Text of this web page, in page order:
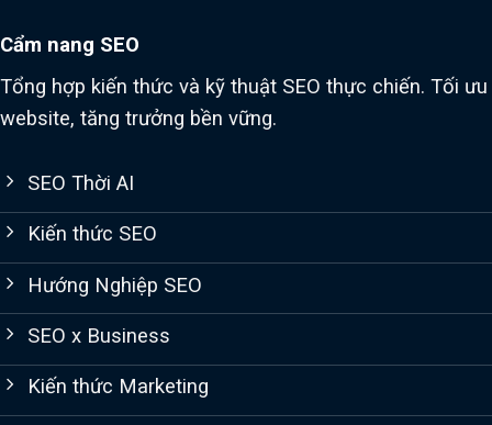
Cẩm nang SEO
Tổng hợp kiến thức và kỹ thuật SEO thực chiến. Tối ưu
website, tăng trưởng bền vững.
SEO Thời AI
Kiến thức SEO
Hướng Nghiệp SEO
SEO x Business
Kiến thức Marketing